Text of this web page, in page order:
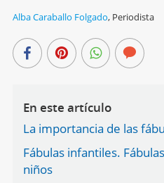
Alba Caraballo Folgado, Periodista
En este artículo
La importancia de las
Fábulas infantiles.
niños